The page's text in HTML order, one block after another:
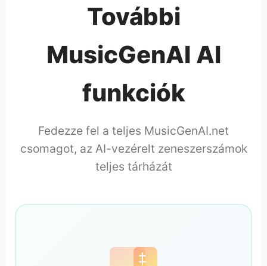
További
MusicGenAI AI
funkciók
Fedezze fel a teljes MusicGenAI.net
csomagot, az AI-vezérelt zeneszerszámok
teljes tárházát